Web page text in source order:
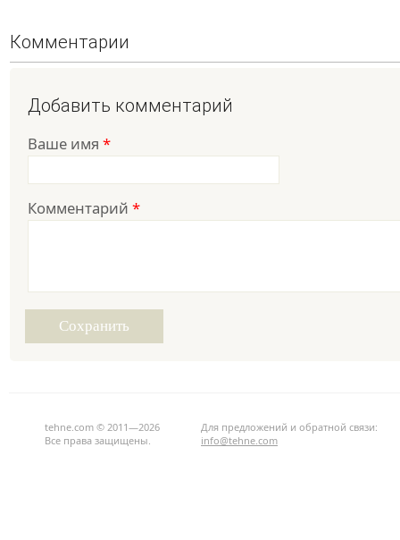
Комментарии
Добавить комментарий
Ваше имя *
Комментарий *
tehne.com © 2011—2026
Все права защищены.
Для предложений и обратной связи:
info@tehne.com